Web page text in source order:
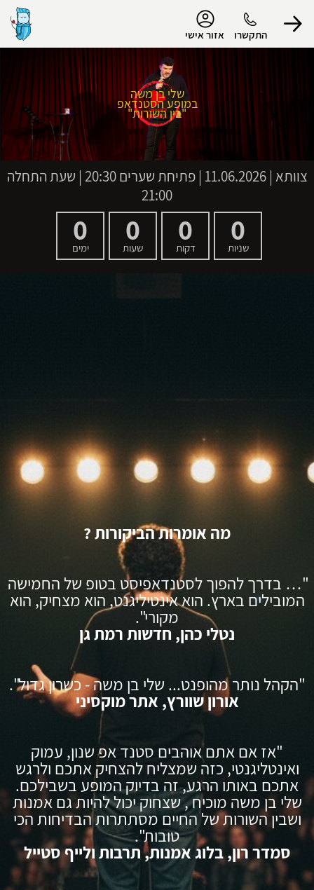
התקשרו אזור אישי
הפרופיל שלי
התנתק
שלי בן משה
במופע הסטנדאפ
"בין השורות"
צוותא |
11.06.2026 | פתיחת שערים 20:30 | שעת התחלה
21:00
0
שניות
0
דקות
0
שעות
0
ימים
מה אומרות הביקורות ?
"… בדרך להפוך לסטנדאפיסט בטופ של החמישה
המובילים בארץ. הוא אינטיליגנט, הוא מצחיק, הוא
מקורי".
נטלי כהן, חדשות רמת גן
"הקהל נותר מהופנט... שלי בן משה - כשרון גדול".
אורון שוורץ, אתר מוקסיני
"אז אם אתם אוהבים סטנד אפ שנון, עמוק
ואינטליגנטי, כזה שמצליח להצחיק אתכם ולרגש
אתכם באותו הרגע, זה בדיוק המופע בשבילכם.
שלי בן משה מוכיח , שצחוק יכול להיות גם אמנות
ושבין השורות של החיים מסתתרות הבדיחות הכי
טובות".
סמדר רון, בלוג אמנות, תרבות ולייף סטייל